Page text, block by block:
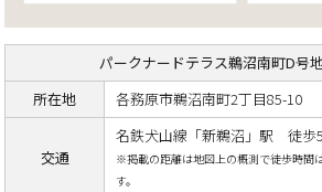
パークナードテラス鵜沼南町D号
所在地
各務原市鵜沼南町2丁目85-10
交通
名鉄犬山線「新鵜沼」駅 徒歩5
※掲載の距離は地図上の概測で徒歩時間
す。